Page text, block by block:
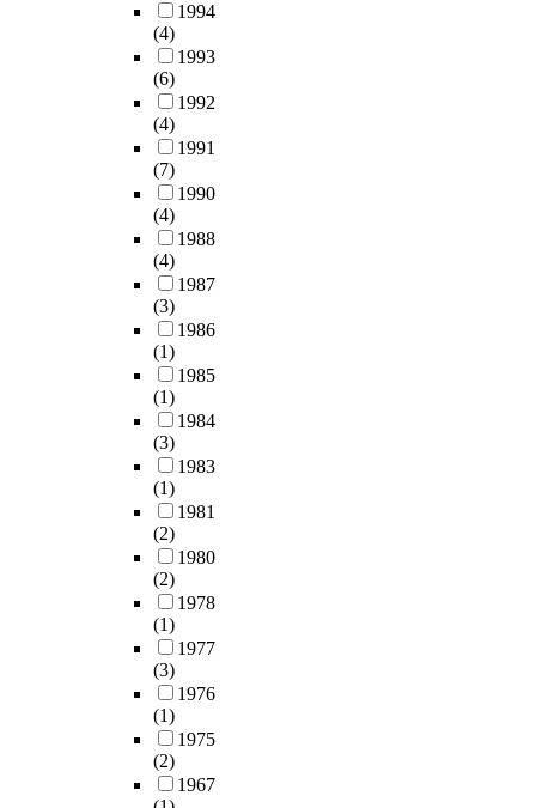
1994
(4)
1993
(6)
1992
(4)
1991
(7)
1990
(4)
1988
(4)
1987
(3)
1986
(1)
1985
(1)
1984
(3)
1983
(1)
1981
(2)
1980
(2)
1978
(1)
1977
(3)
1976
(1)
1975
(2)
1967